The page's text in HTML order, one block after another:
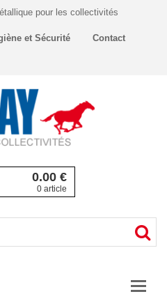
pour les collectivités
et Sécurité Contact
0.00 €
0 article